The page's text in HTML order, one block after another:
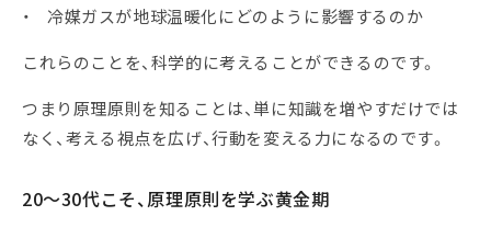
・ 冷媒ガスが地球温暖化にどのように影響するのか
これらのことを、科学的に考えることができるのです。
つまり原理原則を知ることは、単に知識を増やすだけでは
なく、考える視点を広げ、行動を変える力になるのです。
20〜30代こそ、原理原則を学ぶ黄金期